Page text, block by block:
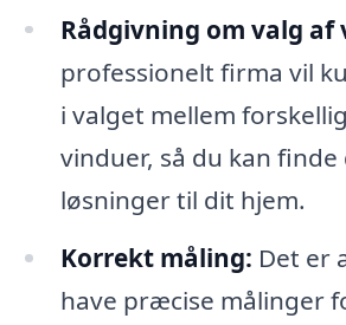
Rådgivning om valg af
professionelt firma vil
i valget mellem
vinduer, så du kan finde
løsninger til dit hjem.
Korrekt måling: Det er
have præcise målinger